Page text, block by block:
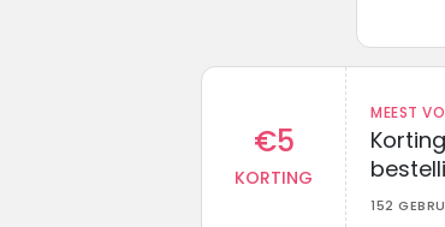
€5
KORTING
MEEST
152